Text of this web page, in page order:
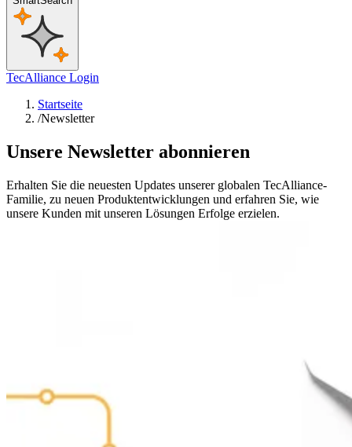
TecAlliance Login
Startseite
/Newsletter
Unsere Newsletter abonnieren
Erhalten Sie die neuesten Updates unserer globalen TecAlliance-
Familie, zu neuen Produktentwicklungen und erfahren Sie, wie
unsere Kunden mit unseren Lösungen Erfolge erzielen.